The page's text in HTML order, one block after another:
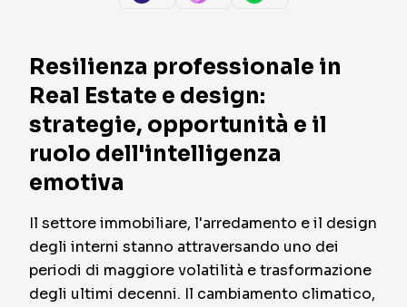
Resilienza professionale in
Real Estate e design:
strategie, opportunità e il
ruolo dell'intelligenza
emotiva
Il settore immobiliare, l'arredamento e il design
degli interni stanno attraversando uno dei
periodi di maggiore volatilità e trasformazione
degli ultimi decenni. Il cambiamento climatico,